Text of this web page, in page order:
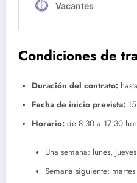
Condiciones de
Duración del contrato:
Fecha de inicio prevista:
Horario: de 8:30 a 17:30
Una semana: lunes,
Semana siguiente: